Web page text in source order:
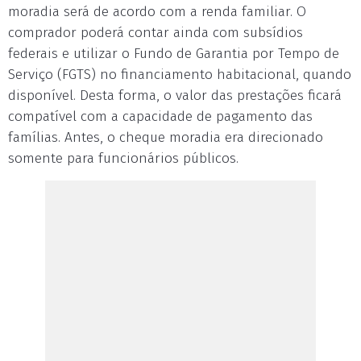
moradia será de acordo com a renda familiar. O
comprador poderá contar ainda com subsídios
federais e utilizar o Fundo de Garantia por Tempo de
Serviço (FGTS) no financiamento habitacional, quando
disponível. Desta forma, o valor das prestações ficará
compatível com a capacidade de pagamento das
famílias. Antes, o cheque moradia era direcionado
somente para funcionários públicos.